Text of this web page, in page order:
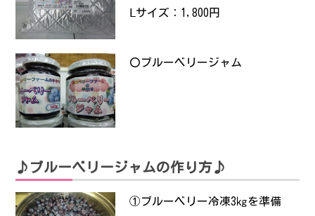
Ⅼサイズ：1,800円
〇ブルーベリージャム
♪ブルーベリージャムの作り方♪
①ブルーベリー冷凍3㎏を準備